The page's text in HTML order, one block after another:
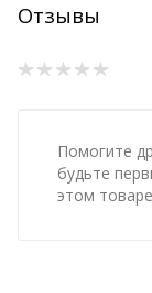
Отзывы
Помогите
будьте
этом товаре